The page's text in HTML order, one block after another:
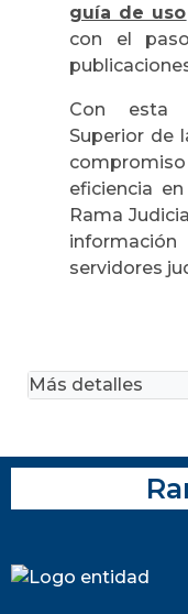
guía de uso
con el
Con esta
Superior de
compromiso
eficiencia
Rama
servidores
Más detalles